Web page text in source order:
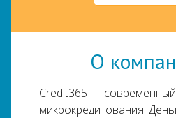
О
Credit365 —
микрокредитования.